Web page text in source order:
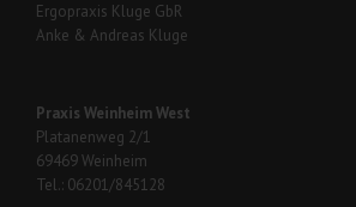
Ergopraxis Kluge GbR
Anke & Andreas Kluge
Praxis Weinheim West
Platanenweg 2/1
69469 Weinheim
Tel.: 06201/845128